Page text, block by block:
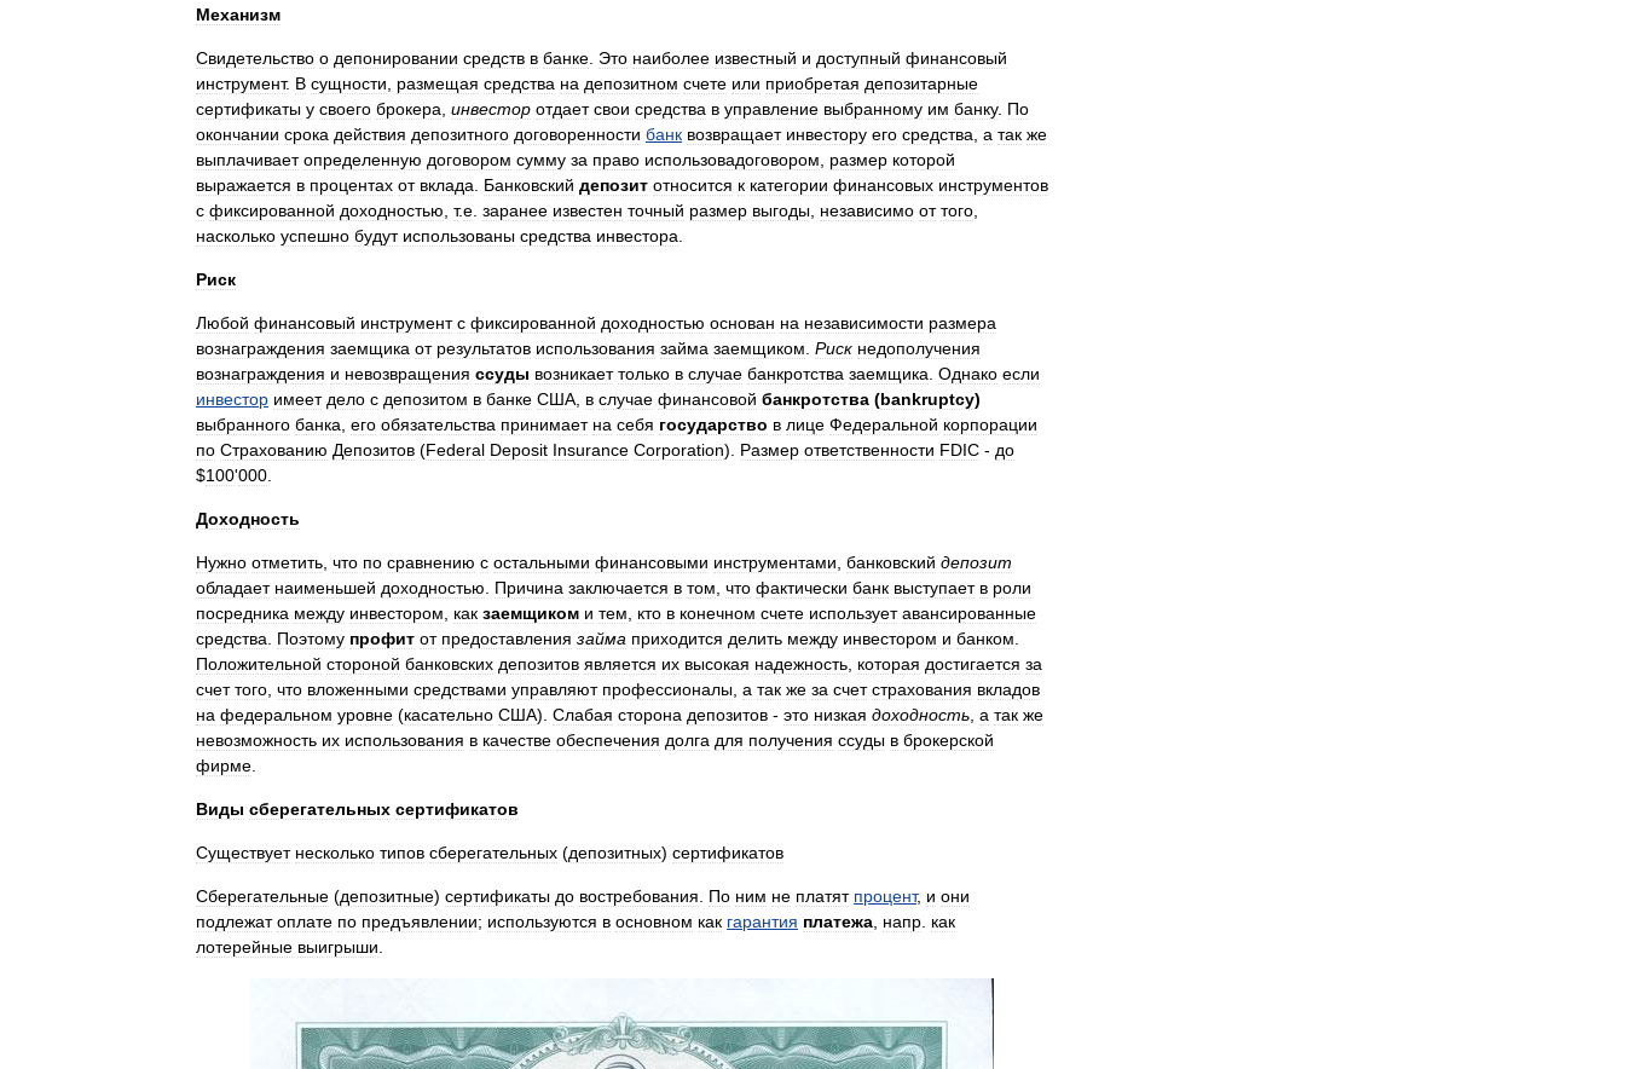
Механизм
Свидетельство о депонировании средств в банке Это наиболее известный и доступный финансовый
инструмент. В сущности размещая средства на депозитном счете или приобретая депозитарные
сертификаты у своего брокера инвестор отдает свои средства в управление выбранному им банку. По
окончании срока действия депозитного договоренности банк возвращает инвестору его средства а так же
выплачивает определенную договором сумму за право использовадоговором размер которой
выражается в процентах от вклада Банковский депозит относится к категории финансовых инструментов
с фиксированной доходностью т.е заранее известен точный размер выгоды независимо от того
насколько успешно будут использованы средства инвестора
Риск
Любой финансовый инструмент с фиксированной доходностью основан на независимости размера
вознаграждения заемщика от результатов использования займа заемщиком Риск недополучения
вознаграждения и невозвращения ссуды возникает только в случае банкротства заемщика Однако если
инвестор имеет дело с депозитом в банке США в случае финансовой банкротства (bankruptcy)
выбранного банка его обязательства принимает на себя государство в лице Федеральной корпорации
по Страхованию Депозитов (Federal Deposit Insurance Corporation). Размер ответственности FDIC - до
$100'000
Доходность
Нужно отметить что по сравнению с остальными финансовыми инструментами банковский депозит
обладает наименьшей доходностью Причина заключается в том что фактически банк выступает в роли
посредника между инвестором как заемщиком и тем кто в конечном счете использует авансированные
средства
Поэтому профит от предоставления займа приходится делить между инвестором и банком
Положительной стороной банковских депозитов является их высокая надежность которая достигается за
счет того что вложенными средствами управляют профессионалы а так же за счет страхования вкладов
на федеральном уровне (касательно США). Слабая сторона депозитов - это низкая доходность а так же
невозможность их использования в качестве обеспечения долга для получения ссуды в брокерской
фирме
Виды сберегательных сертификатов
Существует несколько типов сберегательных (депозитных) сертификатов
Сберегательные (депозитные) сертификаты до востребования По ним не платят процент, и они
подлежат оплате по предъявлении; используются в основном как гарантия платежа напр как
лотерейные выигрыши